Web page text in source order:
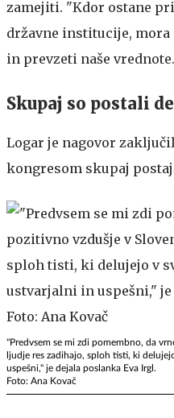
zamejiti. "Kdor ostane
državne institucije,
in prevzeti naše
Skupaj so postali
Logar je nagovor
kongresom skupaj
"Predvsem se mi zdi pomembno, da
ljudje res zadihajo, sploh tisti, ki
uspešni," je dejala poslanka Eva Irgl.
Foto: Ana Kovač